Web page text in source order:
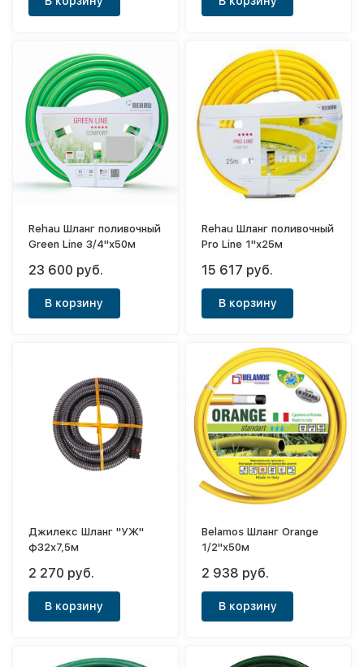
Rehau Шланг поливочный
Green Line 3/4"х50м
23 600 руб.
В корзину
Rehau Шланг поливочный
Pro Line 1"х25м
15 617 руб.
В корзину
Джилекс Шланг "УЖ"
ф32х7,5м
2 270 руб.
В корзину
Belamos Шланг Orange
1/2"x50м
2 938 руб.
В корзину